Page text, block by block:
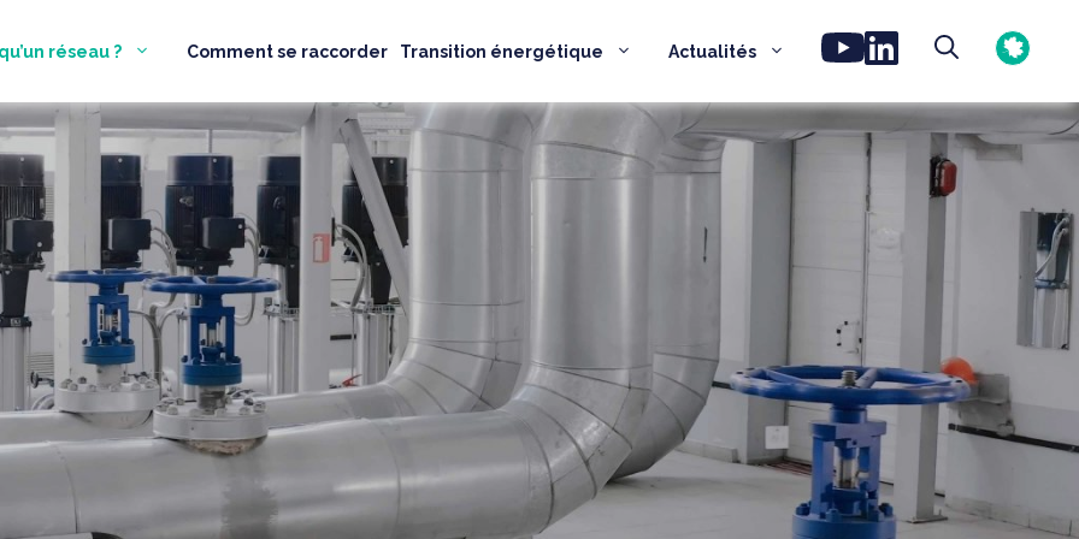
réseau ? Comment se raccorder Transition énergétique Actualités